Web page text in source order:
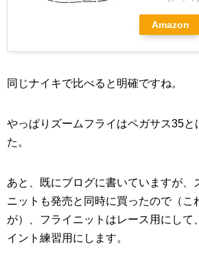
Amazon
同じナイキで比べると明確ですね。
やっぱりズームフライはペガサス35と
た。
あと、既にブログに書いていますが、
ニットも発売と同時に買ったので（こ
が）、フライニットはレース用にして
イント練習用にします。